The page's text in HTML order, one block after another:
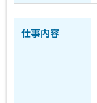
仕事内容